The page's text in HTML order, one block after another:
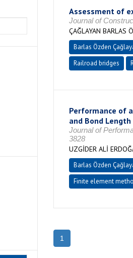
Assessment of
Journal of
ÇAĞLAYAN BARLAS
Barlas Özden
Railroad bridges
Performance of
and Bond
Journal of
3828
UZGİDER ALİ
Barlas Özden
Finite element
1